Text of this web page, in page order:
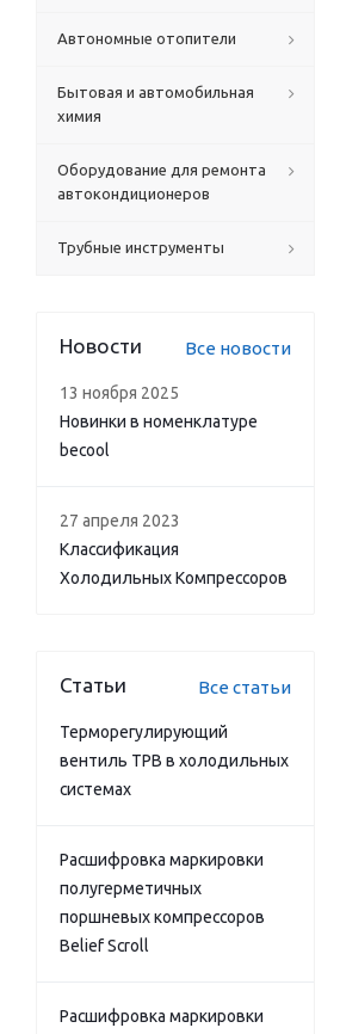
Автономные отопители
Бытовая и автомобильная
химия
Оборудование для ремонта
автокондиционеров
Трубные инструменты
Новости Все новости
13 ноября 2025
Новинки в номенклатуре
becool
27 апреля 2023
Классификация
Холодильных Компрессоров
Статьи Все статьи
Терморегулирующий
вентиль ТРВ в холодильных
системах
Расшифровка маркировки
полугерметичных
поршневых компрессоров
Belief Scroll
Расшифровка маркировки